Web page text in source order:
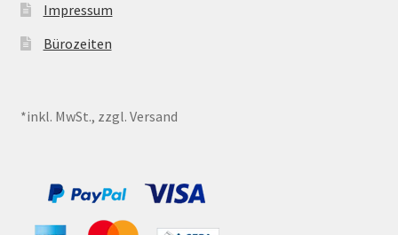
Impressum
Bürozeiten
*inkl. MwSt., zzgl. Versand